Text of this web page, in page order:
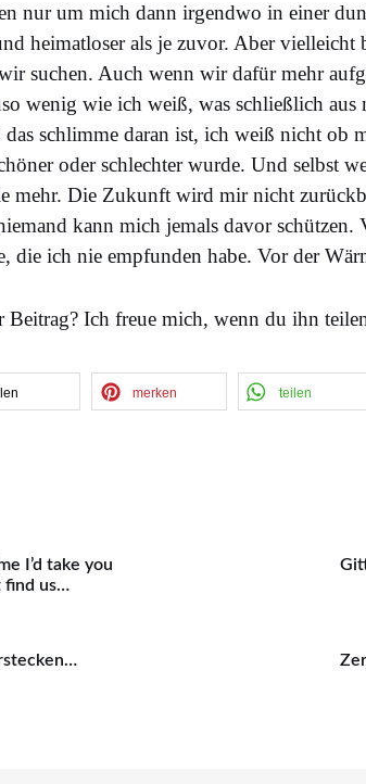
nur um mich dann irgendwo in einer
heimatloser als je zuvor. Aber
suchen. Auch wenn wir dafür mehr
wenig wie ich weiß, was schließlich aus
schlimme daran ist, ich weiß nicht ob
oder schlechter wurde. Und selbst
mehr. Die Zukunft wird mir nicht
kann mich jemals davor schützen.
die ich nie empfunden habe. Vor der
Beitrag? Ich freue mich, wenn du ihn
merken teilen
I’d take you
find us…